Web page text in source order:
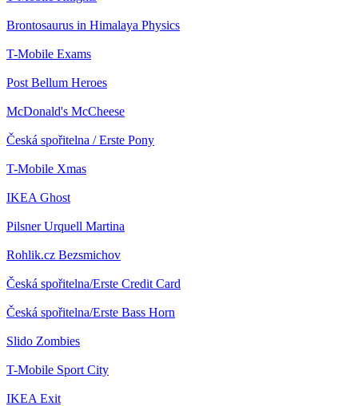
Brontosaurus in Himalaya Physics
T-Mobile Exams
Post Bellum Heroes
McDonald's McCheese
Česká spořitelna / Erste Pony
T-Mobile Xmas
IKEA Ghost
Pilsner Urquell Martina
Rohlik.cz Bezsmichov
Česká spořitelna/Erste Credit Card
Česká spořitelna/Erste Bass Horn
Slido Zombies
T-Mobile Sport City
IKEA Exit